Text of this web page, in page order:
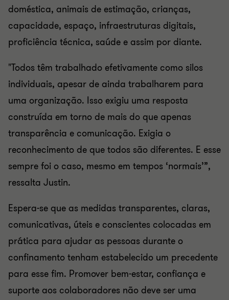
doméstica, animais de estimação, crianças,
capacidade, espaço, infraestruturas digitais,
proficiência técnica, saúde e assim por diante.
"Todos têm trabalhado efetivamente como silos
individuais, apesar de ainda trabalharem para
uma organização. Isso exigiu uma resposta
construída em torno de mais do que apenas
transparência e comunicação. Exigia o
reconhecimento de que todos são diferentes. E esse
sempre foi o caso, mesmo em tempos ‘normais’”,
ressalta Justin.
Espera-se que as medidas transparentes, claras,
comunicativas, úteis e conscientes colocadas em
prática para ajudar as pessoas durante o
confinamento tenham estabelecido um precedente
para esse fim. Promover bem-estar, confiança e
suporte aos colaboradores não deve ser uma